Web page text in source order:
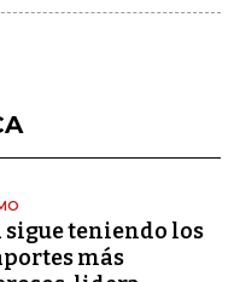
sigue teniendo los
más